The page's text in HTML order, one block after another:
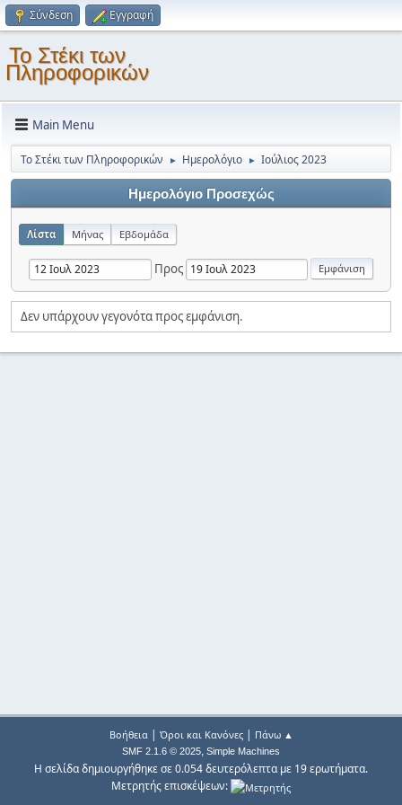
Σύνδεση Εγγραφή
Το Στέκι των
Πληροφορικών
Main Menu
Το Στέκι των Πληροφορικών ► Ημερολόγιο ► Ιούλιος 2023
Ημερολόγιο Προσεχώς
Λίστα Μήνας Εβδομάδα
Προς
Δεν υπάρχουν γεγονότα προς εμφάνιση.
Βοήθεια| Όροι και Κανόνες| Πάνω ▲
SMF 2.1.6 © 2025, Simple Machines
Η σελίδα δημιουργήθηκε σε 0.054 δευτερόλεπτα με 19 ερωτήματα.
Μετρητής επισκέψεων: